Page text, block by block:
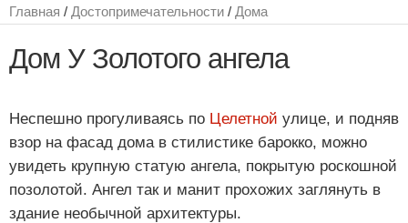
Главная / Достопримечательности / Дома
Дом У Золотого ангела
Неспешно прогуливаясь по Целетной улице, и подняв
взор на фасад дома в стилистике барокко, можно
увидеть крупную статую ангела, покрытую роскошной
позолотой. Ангел так и манит прохожих заглянуть в
здание необычной архитектуры.